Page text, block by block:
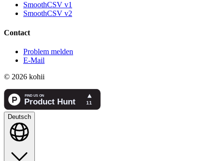
SmoothCSV v1
SmoothCSV v2
Contact
Problem melden
E-Mail
© 2026 kohii
Deutsch